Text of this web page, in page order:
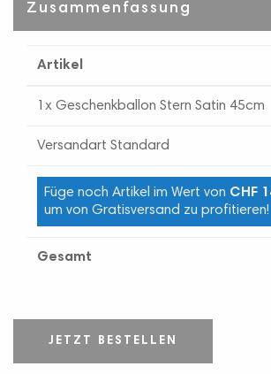
Zusammenfassung
Artikel
1x Geschenkballon Stern Satin 45cm
Versandart Standard
Füge noch Artikel im Wert von CHF
um von Gratisversand zu profitieren!
Gesamt
JETZT BESTELLEN